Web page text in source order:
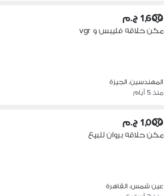
1,600 ج.م
مكن حلاقه فليبس و vgr
المهندسين، الجيزة
منذ 5 أيام
1,000 ج.م
مكن حلاقه بروان للبيع
عين شمس، القاهرة